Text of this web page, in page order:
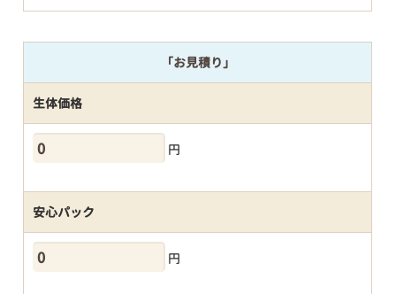
「お見積り」
生体価格
円
安心パック
円